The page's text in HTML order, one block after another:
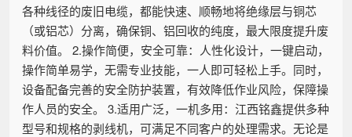
各种线径的废旧电缆，都能快速、顺畅地将绝缘层与铜芯
（或铝芯）分离，确保铜、铝回收的纯度，最大限度提升废
料价值。 2.操作简便，安全可靠：人性化设计，一键启动，
操作简单易学，无需专业技能，一人即可轻松上手。同时，
设备配备完善的安全防护装置，有效降低作业风险，保障操
作人员的安全。 3.适用广泛，一机多用：江西铭鑫提供多种
型号和规格的剥线机，可满足不同客户的处理需求。无论是